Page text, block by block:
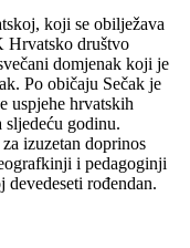
koji se obilježava
Hrvatsko društvo
domjenak koji je
Po običaju Sečak je
uspjehe hrvatskih
sljedeću godinu.
izuzetan doprinos
i pedagoginji
rođendan.